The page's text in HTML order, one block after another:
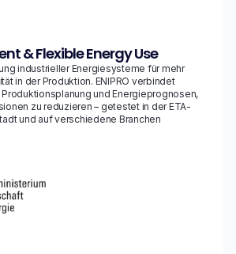
& Flexible Energy Use
industrieller Energiesysteme für mehr
in der Produktion. ENIPRO verbindet
und Energieprognosen,
zu reduzieren – getestet in der ETA-
und auf verschiedene Branchen